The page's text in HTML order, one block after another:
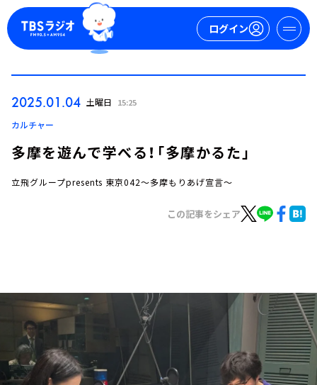
ログイン
トピックス
TBS Podcast
お知らせ
イベント・グッズ
YouTube
会社情報
2025.01.04 土曜日 15:25
カルチャー
多摩を遊んで学べる！「多摩かるた」
立飛グループpresents 東京042～多摩もりあげ宣言～
この記事をシェア